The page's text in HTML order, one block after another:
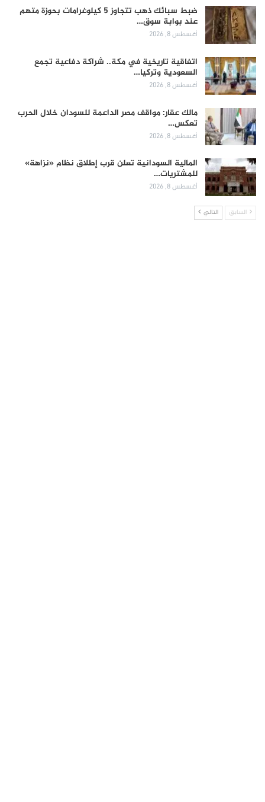
ضبط سبائك ذهب تتجاوز 5 كيلوغرامات بحوزة متهم
عند بوابة سوق…
أغسطس 8, 2026
اتفاقية تاريخية في مكة.. شراكة دفاعية تجمع
السعودية وتركيا…
أغسطس 8, 2026
مالك عقار: مواقف مصر الداعمة للسودان خلال الحرب
تعكس…
أغسطس 8, 2026
المالية السودانية تعلن قرب إطلاق نظام «نزاهة»
للمشتريات…
أغسطس 8, 2026
السابق التالي